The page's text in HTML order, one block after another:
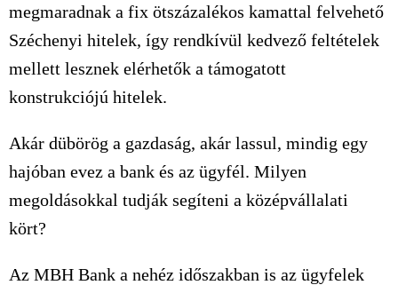
megmaradnak a fix ötszázalékos kamattal felvehető
Széchenyi hitelek, így rendkívül kedvező feltételek
mellett lesznek elérhetők a támogatott
konstrukciójú hitelek.
Akár dübörög a gazdaság, akár lassul, mindig egy
hajóban evez a bank és az ügyfél. Milyen
megoldásokkal tudják segíteni a középvállalati
kört?
Az MBH Bank a nehéz időszakban is az ügyfelek